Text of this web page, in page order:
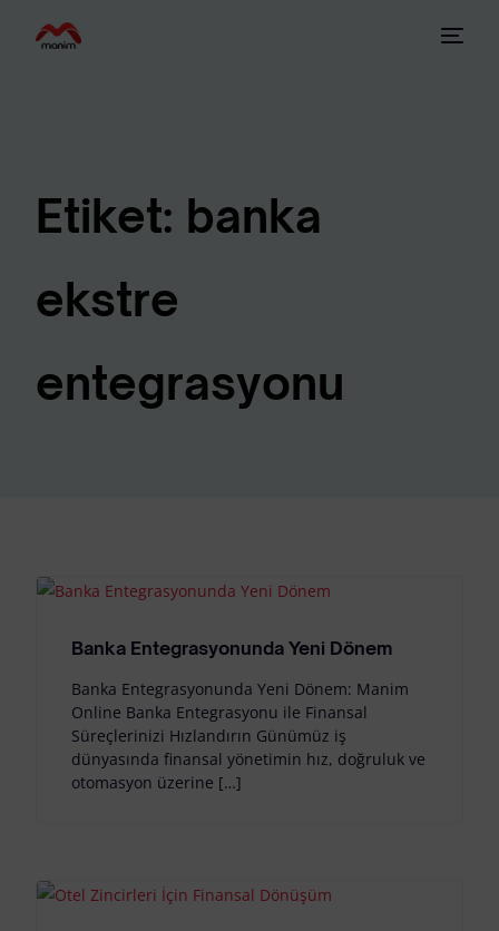
Etiket: banka
ekstre
entegrasyonu
Banka Entegrasyonunda Yeni Dönem
Banka Entegrasyonunda Yeni Dönem: Manim
Online Banka Entegrasyonu ile Finansal
Süreçlerinizi Hızlandırın Günümüz iş
dünyasında finansal yönetimin hız, doğruluk ve
otomasyon üzerine […]